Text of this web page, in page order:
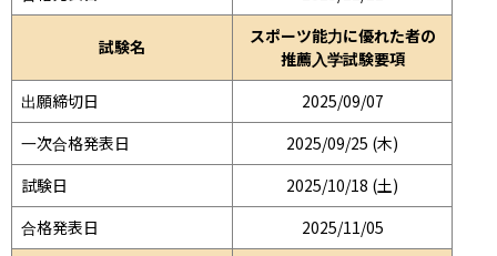
試験名
スポーツ能力に優れた者の
推薦入学試験要項
出願締切日
2025/09/07
一次合格発表日
2025/09/25 (木)
試験日
2025/10/18 (土)
合格発表日
2025/11/05